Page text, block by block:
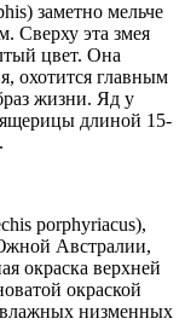
заметно мельче
Сверху эта змея
цвет. Она
охотится главным
жизни. Яд у
длиной 15-
porphyriacus),
Австралии,
окраска верхней
окраской
влажных низменных